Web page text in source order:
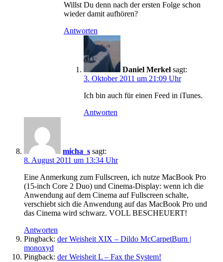
Willst Du denn nach der ersten Folge schon
wieder damit aufhören?
Antworten
Daniel Merkel sagt:
3. Oktober 2011 um 21:09 Uhr
Ich bin auch für einen Feed in iTunes.
Antworten
micha_s sagt:
8. August 2011 um 13:34 Uhr
Eine Anmerkung zum Fullscreen, ich nutze MacBook Pro
(15-inch Core 2 Duo) und Cinema-Display: wenn ich die
Anwendung auf dem Cinema auf Fullscreen schalte,
verschiebt sich die Anwendung auf das MacBook Pro und
das Cinema wird schwarz. VOLL BESCHEUERT!
Antworten
Pingback: der Weisheit XIX – Dildo McCarpetBurn |
monoxyd
Pingback: der Weisheit L – Fax the System!